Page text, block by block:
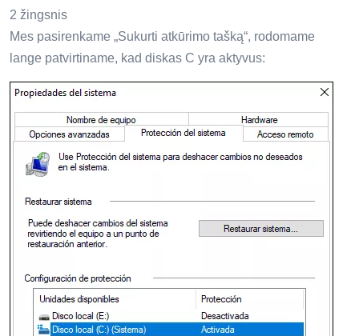
2 žingsnis
Mes pasirenkame „Sukurti atkūrimo tašką“, rodomame
lange patvirtiname, kad diskas C yra aktyvus: